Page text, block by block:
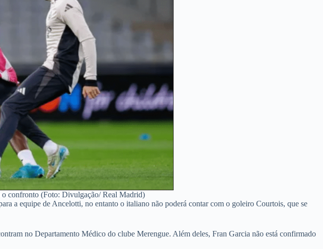
confronto (Foto: Divulgação/ Real Madrid)
a equipe de Ancelotti, no entanto o italiano não poderá contar com o goleiro Courtois, que se
no Departamento Médico do clube Merengue. Além deles, Fran Garcia não está confirmado